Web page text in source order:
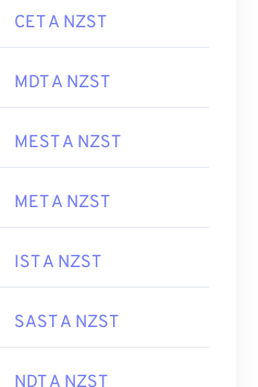
CET A NZST
MDT A NZST
MEST A NZST
MET A NZST
IST A NZST
SAST A NZST
NDT A NZST